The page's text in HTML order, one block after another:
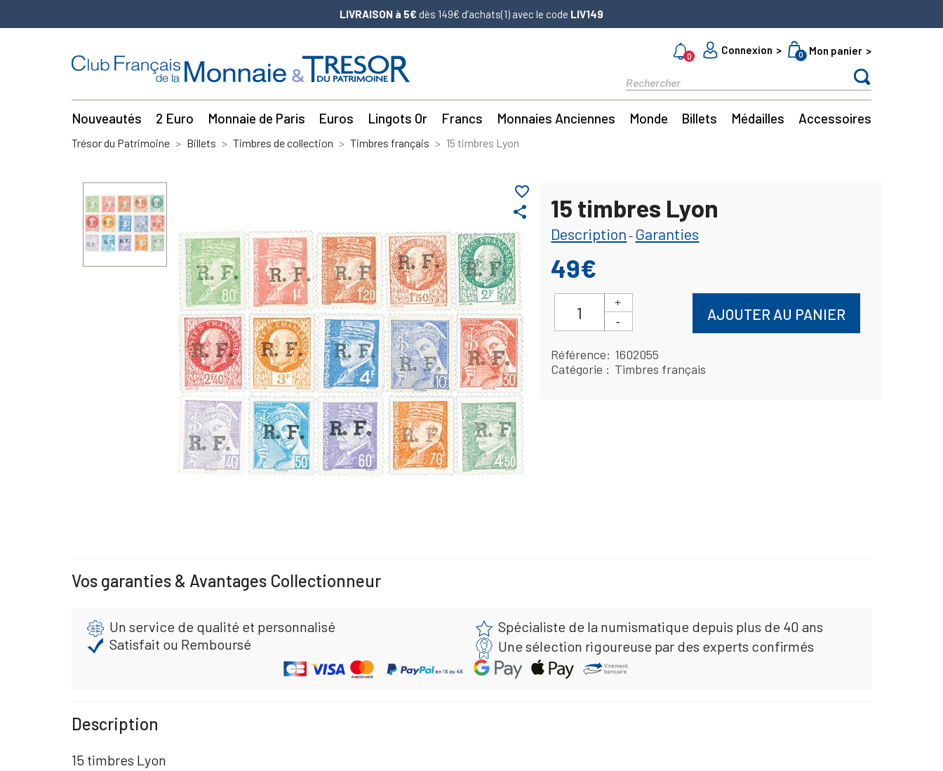
LIVRAISON à 5€ dès 149€ d’achats(1) avec le code LIV149
0
Connexion 0 Mon panier
Nouveautés 2 Euro Monnaie de Paris Euros Lingots Or Francs Monnaies Anciennes Monde Billets Médailles Accessoires
Trésor du Patrimoine Billets Timbres de collection Timbres français 15 timbres Lyon
share
favorite_border
15 timbres Lyon
Description - Garanties
49€
AJOUTER AU PANIER
Référence
1602055
Catégorie
Timbres français
Vos garanties & Avantages Collectionneur
Un service de qualité et personnalisé
Spécialiste de la numismatique depuis plus de 40 ans
Satisfait ou Remboursé
Une sélection rigoureuse par des experts confirmés
Description
15 timbres Lyon